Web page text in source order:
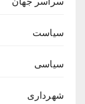
سیاست
سیاسی
شهرداری